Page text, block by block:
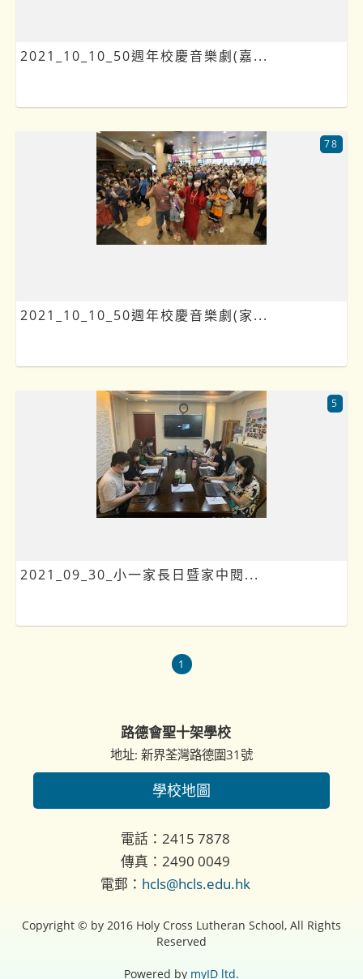
2021_10_10_50週年校慶音樂劇(嘉...
2021_10_10_50週年校慶音樂劇(家...
78
2021_09_30_小一家長日暨家中閱...
5
1
路德會聖十架學校
地址: 新界荃灣路德圍31號
學校地圖
電話：2415 7878
傳真：2490 0049
電郵： hcls@hcls.edu.hk
Copyright © by 2016 Holy Cross Lutheran School, All Rights
Reserved
Powered by myID ltd.